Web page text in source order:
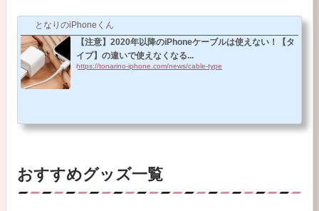
となりのiPhoneくん
【注意】2020年以降のiPhoneケーブルは使えない！【タ
イプ】の違いで使えなくなる...
https://tonarino-iphone.com/news/cable-type
おすすめグッズ一覧